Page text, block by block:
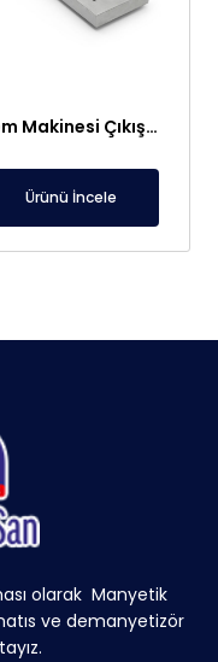
Yem Makinesi Çıkışı İçin Metal Ayırıcı Plaka Mıknatıs
Ürünü İncele
olarak Manyetik
ve demanyetizör